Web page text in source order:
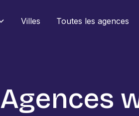
Villes Toutes les agences
Agences